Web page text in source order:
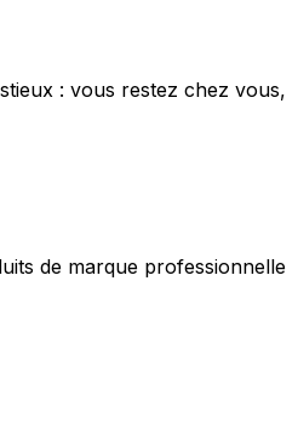
: vous restez chez vous,
de marque professionnelle